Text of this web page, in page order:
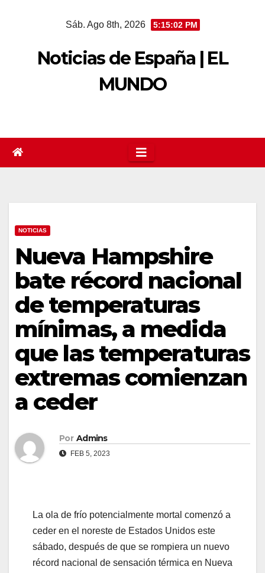
Sáb. Ago 8th, 2026 5:15:03 PM
Noticias de España | EL
MUNDO
NOTICIAS
Nueva Hampshire
bate récord nacional
de temperaturas
mínimas, a medida
que las temperaturas
extremas comienzan
a ceder
Por Admins
FEB 5, 2023
La ola de frío potencialmente mortal comenzó a
ceder en el noreste de Estados Unidos este
sábado, después de que se rompiera un nuevo
récord nacional de sensación térmica en Nueva